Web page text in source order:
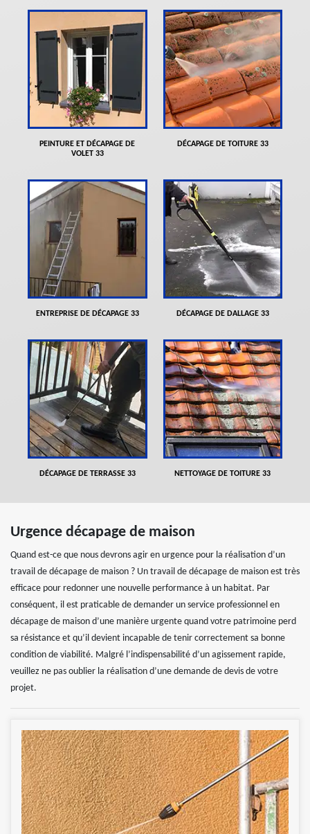
PEINTURE ET DÉCAPAGE DE
VOLET 33
DÉCAPAGE DE TOITURE 33
ENTREPRISE DE DÉCAPAGE 33 DÉCAPAGE DE DALLAGE 33
DÉCAPAGE DE TERRASSE 33 NETTOYAGE DE TOITURE 33
Urgence décapage de maison
Quand est-ce que nous devrons agir en urgence pour la réalisation d’un
travail de décapage de maison ? Un travail de décapage de maison est très
efficace pour redonner une nouvelle performance à un habitat. Par
conséquent, il est praticable de demander un service professionnel en
décapage de maison d’une manière urgente quand votre patrimoine perd
sa résistance et qu’il devient incapable de tenir correctement sa bonne
condition de viabilité. Malgré l’indispensabilité d’un agissement rapide,
veuillez ne pas oublier la réalisation d’une demande de devis de votre
projet.